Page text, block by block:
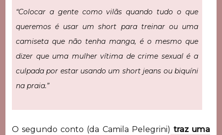
“Colocar a gente como vilãs quando tudo o que
queremos é usar um short para treinar ou uma
camiseta que não tenha manga, é o mesmo que
dizer que uma mulher vítima de crime sexual é a
culpada por estar usando um short jeans ou biquíni
na praia.”
O segundo conto (da Camila Pelegrini) traz uma